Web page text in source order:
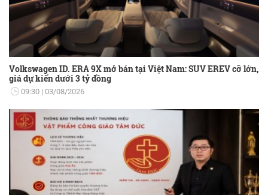
Volkswagen ID. ERA 9X mở bán tại Việt Nam: SUV EREV cỡ lớn,
giá dự kiến dưới 3 tỷ đồng
09:30 03/08/2026